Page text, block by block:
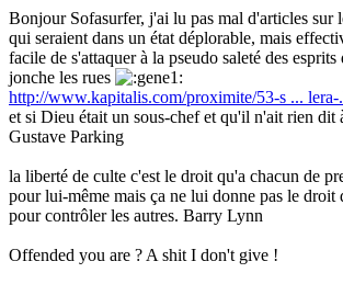
lu
Bonjour Sofasurfer, j'ai lu pas mal d'articles sur
qui seraient dans un état déplorable, mais
facile de s'attaquer à la pseudo saleté des
jonche les rues
http://www.kapitalis.com/proximite/53-s ... lera-
et si Dieu était un sous-chef et qu'il n'ait rien dit
Gustave Parking
la liberté de culte c'est le droit qu'a chacun de
pour lui-même mais ça ne lui donne pas le droit
pour contrôler les autres. Barry Lynn
Offended you are ? A shit I don't give !